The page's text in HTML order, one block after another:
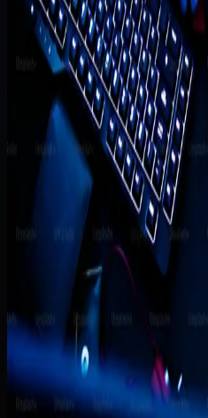
Ditulis oleh
Khoirudin
Waktu baca
3 menit baca
Terbit
Rabu, 11 Maret 2026
Diperbarui
20 Juni 2026
Lompat ke bagian penting
Masalah yang biasanya muncul
yang paling realistis
Cara
sehat
Kesalahan yang paling
macetKapan mulai layak